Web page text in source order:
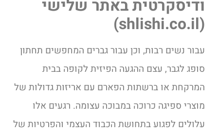
ודיסקרטית באתר שלישי
(shlishi.co.il)
עבור נשים רבות, וכן עבור גברים המחפשים תחתון
סופג לגבר, עצם ההגעה הפיזית לקופה בבית
המרקחת או ברשתות הפארם עם אריזות גדולות של
מוצרי ספיגה כרוכה במבוכה עצומה. רגעים אלו
עלולים לפגוע בתחושת הכבוד העצמי והפרטיות של